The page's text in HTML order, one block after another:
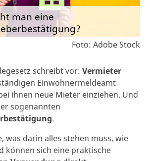
man eine
Foto: Adobe Stock
schreibt vor: Vermieter
Einwohnermeldeamt
ihnen neue Mieter einziehen. Und
sogenannten
.
was darin alles stehen muss, wie
können sich eine praktische